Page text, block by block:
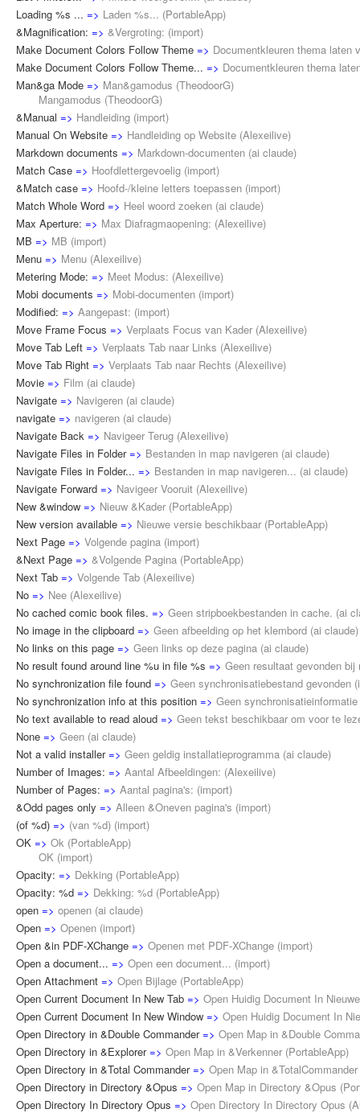
Loading %s ... => Laden %s... (PortableApp)
&Magnification: => &Vergroting: (import)
Make Document Colors Follow Theme => Documentkleuren thema laten
Make Document Colors Follow Theme... => Documentkleuren thema
Man&ga Mode => Man&gamodus (TheodoorG)
Mangamodus (TheodoorG)
&Manual => Handleiding (import)
Manual On Website => Handleiding op Website (Alexeilive)
Markdown documents => Markdown-documenten (ai claude)
Match Case => Hoofdlettergevoelig (import)
&Match case => Hoofd-/kleine letters toepassen (import)
Match Whole Word => Heel woord zoeken (ai claude)
Max Aperture: => Max Diafragmaopening: (Alexeilive)
MB => MB (import)
Menu => Menu (Alexeilive)
Metering Mode: => Meet Modus: (Alexeilive)
Mobi documents => Mobi-documenten (import)
Modified: => Aangepast: (import)
Move Frame Focus => Verplaats Focus van Kader (Alexeilive)
Move Tab Left => Verplaats Tab naar Links (Alexeilive)
Move Tab Right => Verplaats Tab naar Rechts (Alexeilive)
Movie => Film (ai claude)
Navigate => Navigeren (ai claude)
navigate => navigeren (ai claude)
Navigate Back => Navigeer Terug (Alexeilive)
Navigate Files in Folder => Bestanden in map navigeren (ai claude)
Navigate Files in Folder... => Bestanden in map navigeren... (ai claude)
Navigate Forward => Navigeer Vooruit (Alexeilive)
New &window => Nieuw &Kader (PortableApp)
New version available => Nieuwe versie beschikbaar (PortableApp)
Next Page => Volgende pagina (import)
&Next Page => &Volgende Pagina (PortableApp)
Next Tab => Volgende Tab (Alexeilive)
No => Nee (Alexeilive)
No cached comic book files. => Geen stripboekbestanden in cache. (ai
No image in the clipboard => Geen afbeelding op het klembord (ai claude)
No links on this page => Geen links op deze pagina (ai claude)
No result found around line %u in file %s => Geen resultaat gevonden
No synchronization file found => Geen synchronisatiebestand gevonden (
No synchronization info at this position => Geen
No text available to read aloud => Geen tekst beschikbaar om voor te
None => Geen (ai claude)
Not a valid installer => Geen geldig installatieprogramma (ai claude)
Number of Images: => Aantal Afbeeldingen: (Alexeilive)
Number of Pages: => Aantal pagina's: (import)
&Odd pages only => Alleen &Oneven pagina's (import)
(of %d) => (van %d) (import)
OK => Ok (PortableApp)
OK (import)
Opacity: => Dekking (PortableApp)
Opacity: %d => Dekking: %d (PortableApp)
open => openen (ai claude)
Open => Openen (import)
Open &in PDF-XChange => Openen met PDF-XChange (import)
Open a document... => Open een document... (import)
Open Attachment => Open Bijlage (PortableApp)
Open Current Document In New Tab => Open Huidig Document In
Open Current Document In New Window => Open Huidig Document In
Open Directory in &Double Commander => Open Map in &Double
Open Directory in &Explorer => Open Map in &Verkenner (PortableApp)
Open Directory in &Total Commander => Open Map in &TotalCommander
Open Directory in Directory &Opus => Open Map in Directory &Opus (
Open Directory In Directory Opus => Open Directory In Directory Opus (